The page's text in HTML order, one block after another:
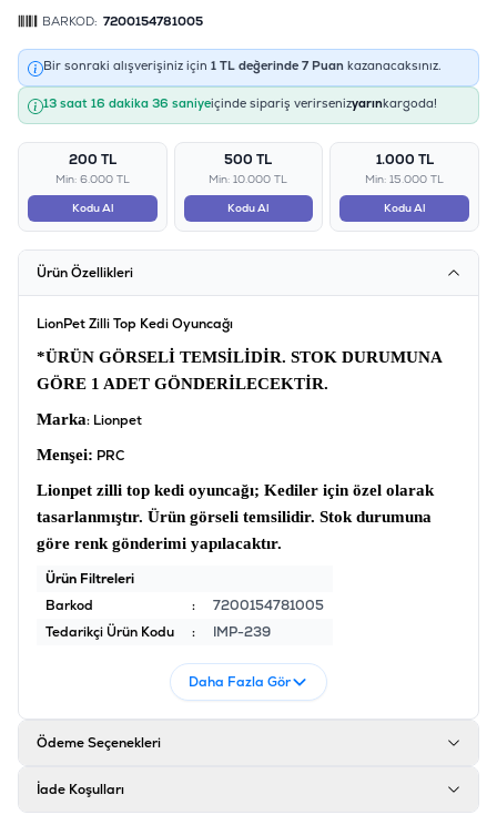
BARKOD: 7200154781005
Bir sonraki alışverişiniz için 1 TL değerinde 7Puan kazanacaksınız.
13 saat 16 dakika 36 saniyeiçinde sipariş verirsenizyarınkargoda!
200 TL
Min: 6.000 TL
Kodu Al
500 TL
Min: 10.000 TL
Kodu Al
1.000 TL
Min: 15.000 TL
Kodu Al
Ürün Özellikleri
LionPet Zilli Top Kedi Oyuncağı
*ÜRÜN GÖRSELİ TEMSİLİDİR. STOK DURUMUNA
GÖRE 1 ADET GÖNDERİLECEKTİR.
Marka: Lionpet
Menşei: PRC
Lionpet zilli top kedi oyuncağı; Kediler için özel olarak
tasarlanmıştır. Ürün görseli temsilidir. Stok durumuna
göre renk gönderimi yapılacaktır.
Ürün Filtreleri
Barkod
:
7200154781005
Tedarikçi Ürün Kodu
: IMP-239
Daha Fazla Gör
Ödeme Seçenekleri
İade Koşulları